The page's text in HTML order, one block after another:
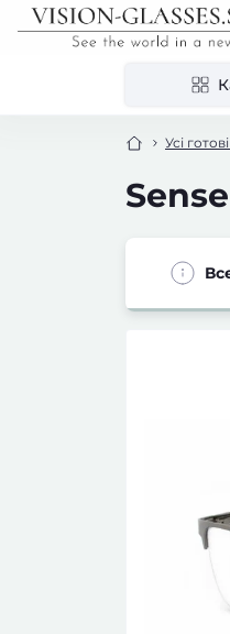
Усі